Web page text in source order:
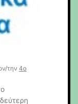
την 4o